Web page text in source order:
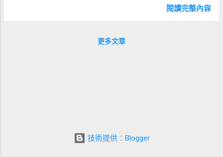
同去。有許 多人跟隨擁擠他。 35 還說話的時候，有人從管
閱讀完整內容
更多文章
技術提供：Blogger